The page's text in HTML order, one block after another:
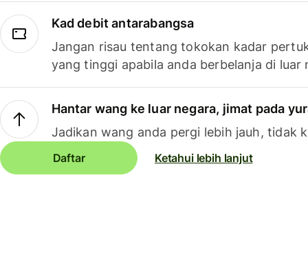
Kad debit antarabangsa
Jangan risau tentang tokokan kadar
yang tinggi apabila anda berbelanja di luar
Hantar wang ke luar negara, jimat pada
Jadikan wang anda pergi lebih jauh, tidak
Daftar Ketahui lebih lanjut